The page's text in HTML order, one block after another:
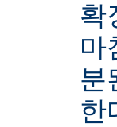
확
마
분
한